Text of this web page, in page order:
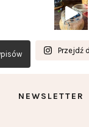
Przejdź
NEWSLETTER